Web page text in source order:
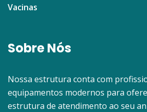
Vacinas
Sobre Nós
Nossa estrutura conta com
equipamentos modernos para
estrutura de atendimento ao seu